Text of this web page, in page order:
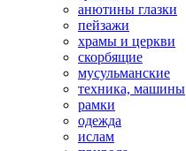
анютины глазки
пейзажи
храмы и церкви
скорбящие
мусульманские
техника, машины
рамки
одежда
ислам